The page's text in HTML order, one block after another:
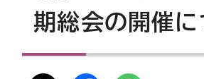
期総会の開催に